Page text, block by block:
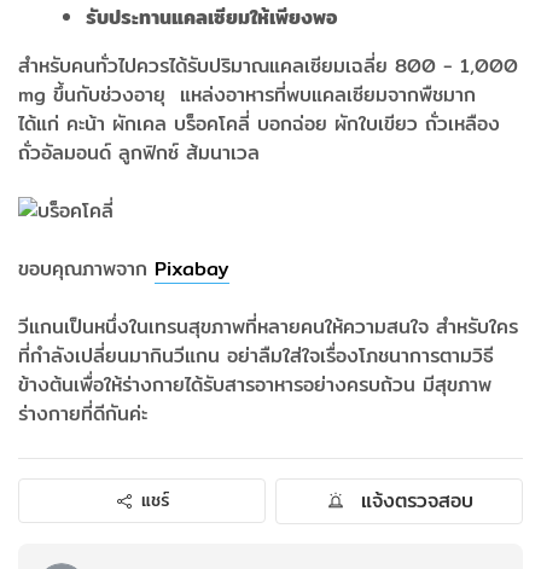
รับประทานแคลเซียมให้เพียงพอ
สำหรับคนทั่วไปควรได้รับปริมาณแคลเซียมเฉลี่ย 800 - 1,000
mg ขึ้นกับช่วงอายุ แหล่งอาหารที่พบแคลเซียมจากพืชมาก
ได้แก่ คะน้า ผักเคล บร็อคโคลี่ บอกฉ่อย ผักใบเขียว ถั่วเหลือง
ถั่วอัลมอนด์ ลูกฟิกซ์ ส้มนาเวล
ขอบคุณภาพจาก Pixabay
วีแกนเป็นหนึ่งในเทรนสุขภาพที่หลายคนให้ความสนใจ สำหรับใคร
ที่กำลังเปลี่ยนมากินวีแกน อย่าลืมใส่ใจเรื่องโภชนาการตามวิธี
ข้างต้นเพื่อให้ร่างกายได้รับสารอาหารอย่างครบถ้วน มีสุขภาพ
ร่างกายที่ดีกันค่ะ
แชร์ แจ้งตรวจสอบ